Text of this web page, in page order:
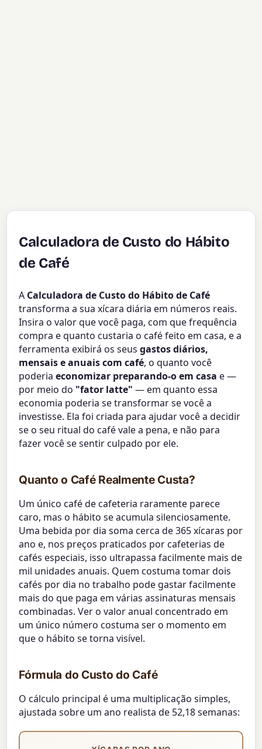
Calculadora de Custo do Hábito
de Café
A Calculadora de Custo do Hábito de Café
transforma a sua xícara diária em números reais.
Insira o valor que você paga, com que frequência
compra e quanto custaria o café feito em casa, e a
ferramenta exibirá os seusgastos diários,
mensais e anuais com café, o quanto você
poderiaeconomizar preparando-o em casa e —
por meio do "fator latte" — em quanto essa
economia poderia se transformar se você a
investisse. Ela foi criada para ajudar você a decidir
se o seu ritual do café vale a pena, e não para
fazer você se sentir culpado por ele.
Quanto o Café Realmente Custa?
Um único café de cafeteria raramente parece
caro, mas o hábito se acumula silenciosamente.
Uma bebida por dia soma cerca de 365 xícaras por
ano e, nos preços praticados por cafeterias de
cafés especiais, isso ultrapassa facilmente mais de
mil unidades anuais. Quem costuma tomar dois
cafés por dia no trabalho pode gastar facilmente
mais do que paga em várias assinaturas mensais
combinadas. Ver o valor anual concentrado em
um único número costuma ser o momento em
que o hábito se torna visível.
Fórmula do Custo do Café
O cálculo principal é uma multiplicação simples,
ajustada sobre um ano realista de 52,18 semanas: